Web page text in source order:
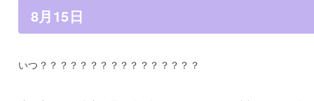
8月15日
いつ？？？？？？？？？？？？？？？？